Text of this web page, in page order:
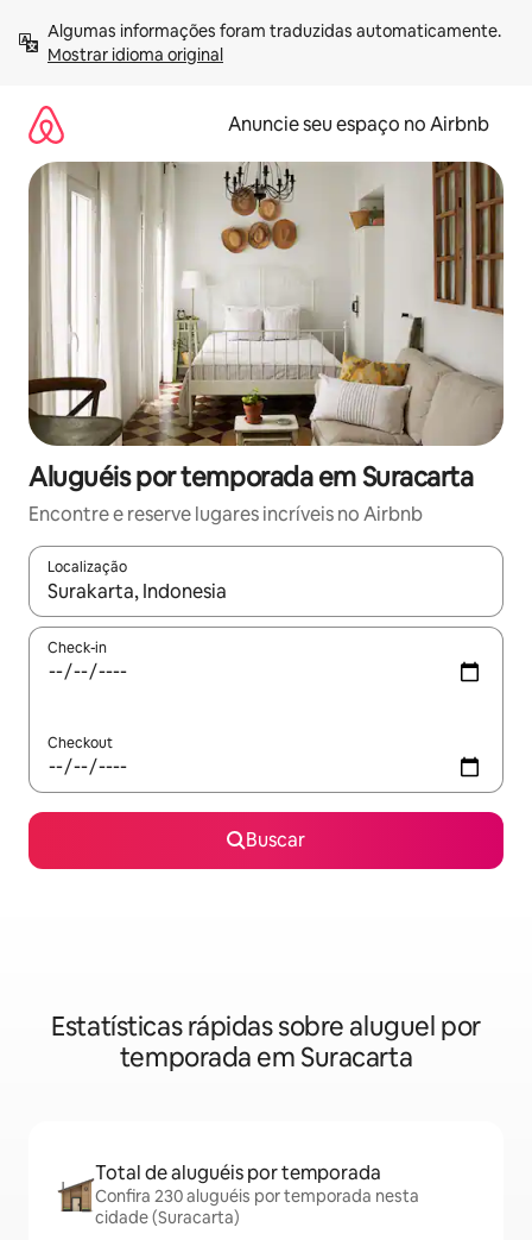
para
Mostrar idioma original
Anuncie seu espaço no Airbnb
Aluguéis por temporada em Suracarta
Encontre e reserve lugares incríveis no Airbnb
Localização
Quando os resultados estiverem disponíveis, explore-os
Check-in
Checkout
Buscar
Estatísticas rápidas sobre aluguel por
temporada em Suracarta
Total de aluguéis por temporada
Confira 230 aluguéis por temporada nesta
cidade (Suracarta)